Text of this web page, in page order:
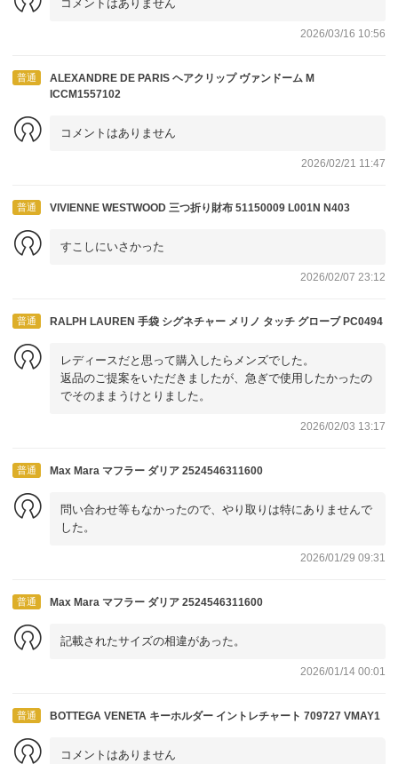
コメントはありません
2026/03/16 10:56
普通
ALEXANDRE DE PARIS ヘアクリップ ヴァンドーム M
ICCM1557102
コメントはありません
2026/02/21 11:47
普通 VIVIENNE WESTWOOD 三つ折り財布 51150009 L001N N403
すこしにいさかった
2026/02/07 23:12
普通 RALPH LAUREN 手袋 シグネチャー メリノ タッチ グローブ PC0494
レディースだと思って購入したらメンズでした。
返品のご提案をいただきましたが、急ぎで使用したかったの
でそのままうけとりました。
2026/02/03 13:17
普通 Max Mara マフラー ダリア 2524546311600
問い合わせ等もなかったので、やり取りは特にありませんで
した。
2026/01/29 09:31
普通 Max Mara マフラー ダリア 2524546311600
記載されたサイズの相違があった。
2026/01/14 00:01
普通 BOTTEGA VENETA キーホルダー イントレチャート 709727 VMAY1
コメントはありません